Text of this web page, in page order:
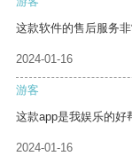
这款软件的售后服务
2024-01-16
游客
这款app是我娱乐的好
2024-01-16